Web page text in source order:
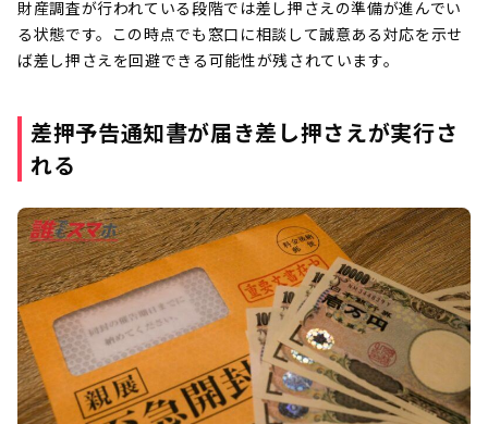
財産調査が行われている段階では差し押さえの準備が進んでい
る状態です。この時点でも窓口に相談して誠意ある対応を示せ
ば差し押さえを回避できる可能性が残されています。
差押予告通知書が届き差し押さえが実行さ
れる